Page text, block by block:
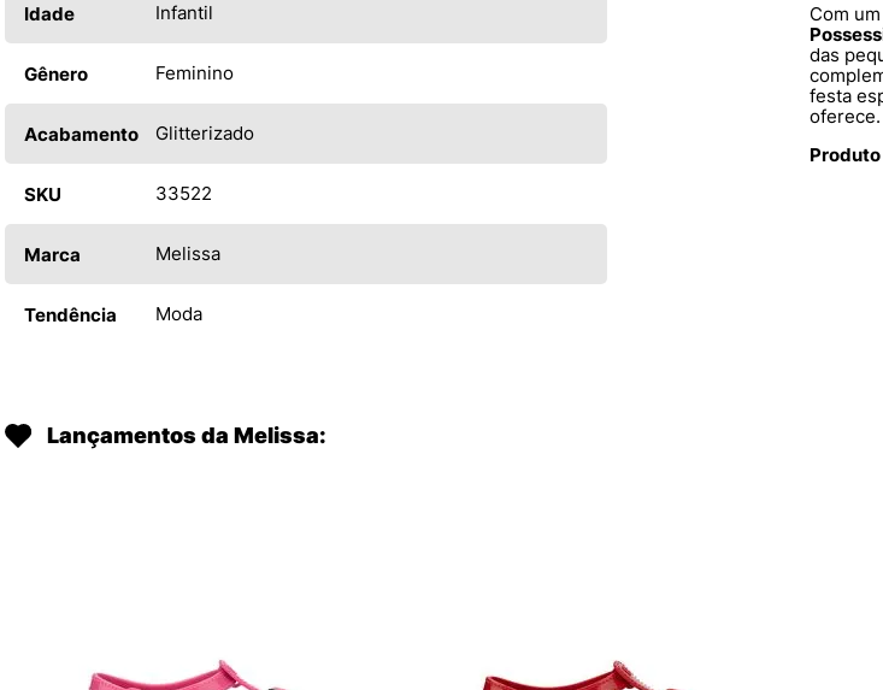
Idade Infantil
Gênero Feminino
Acabamento Glitterizado
SKU 33522
Marca Melissa
Tendência Moda
Com
das
festa
oferece.
Lançamentos da Melissa: